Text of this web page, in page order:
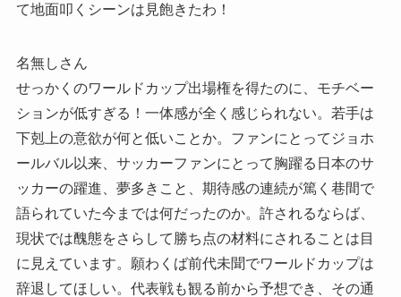
て地面叩くシーンは見飽きたわ！
名無しさん
せっかくのワールドカップ出場権を得たのに、モチベー
ションが低すぎる！一体感が全く感じられない。若手は
下剋上の意欲が何と低いことか。ファンにとってジョホ
ールバル以来、サッカーファンにとって胸躍る日本のサ
ッカーの躍進、夢多きこと、期待感の連続が篤く巷間で
語られていた今までは何だったのか。許されるならば、
現状では醜態をさらして勝ち点の材料にされることは目
に見えています。願わくば前代未聞でワールドカップは
辞退してほしい。代表戦も観る前から予想でき、その通